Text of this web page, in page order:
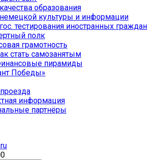
образования
культуры и информации
тестирования иностранных граждан
полк
грамотность
стать самозанятым
пирамиды
Победы»
информация
партнёры